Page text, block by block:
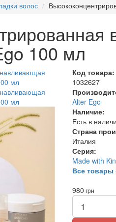
волос
100 мл
Код товара:
1032627
Alter Ego
Наличие:
Есть в
Страна
Италия
Серия:
Made with
Все товары
980 грн